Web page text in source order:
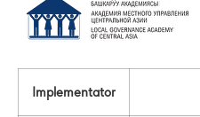
Implementator